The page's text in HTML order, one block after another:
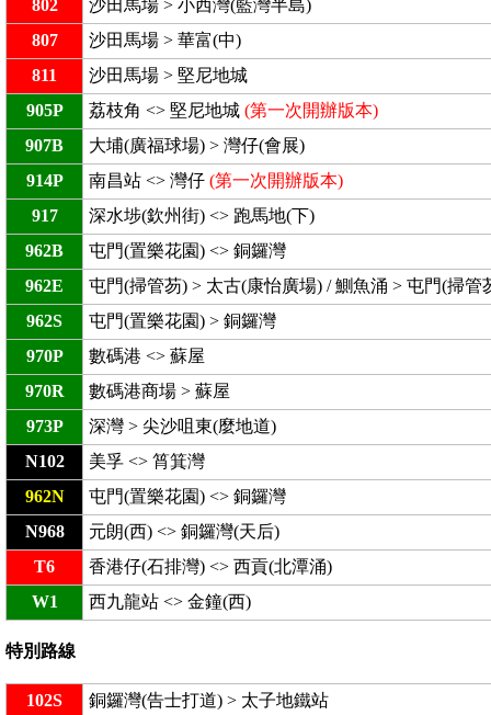
802
沙田馬場 > 小西灣(藍灣半島)
807
沙田馬場 > 華富(中)
811
沙田馬場 > 堅尼地城
905P
荔枝角 <> 堅尼地城 (第一次開辦版本)
907B
大埔(廣福球場) > 灣仔(會展)
914P
南昌站 <> 灣仔 (第一次開辦版本)
917
深水埗(欽州街) <> 跑馬地(下)
962B
屯門(置樂花園) <> 銅鑼灣
962E
屯門(掃管芴) > 太古(康怡廣場) / 鰂魚涌 > 屯門(掃管
962S
屯門(置樂花園) > 銅鑼灣
970P
數碼港 <> 蘇屋
970R
數碼港商場 > 蘇屋
973P
深灣 > 尖沙咀東(麼地道)
N102
美孚 <> 筲箕灣
962N
屯門(置樂花園) <> 銅鑼灣
N968
元朗(西) <> 銅鑼灣(天后)
T6
香港仔(石排灣) <> 西貢(北潭涌)
W1
西九龍站 <> 金鐘(西)
特別路線
102S
銅鑼灣(告士打道) > 太子地鐵站